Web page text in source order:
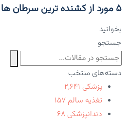
۵ مورد از کشنده ترین سرطان ها
بخوانید
جستجو
دسته‌های منتخب
پزشکی ۲,۶۴۱
تغذیه سالم ۱۵۷
دندانپزشکی ۶۸